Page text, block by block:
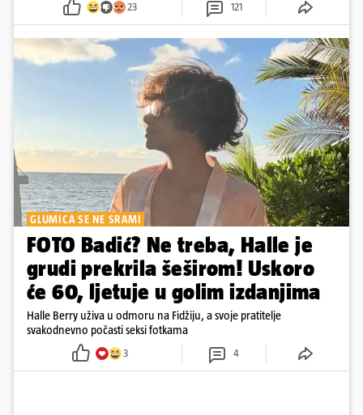
23 121
GLUMICA SE NE SRAMI
FOTO Badić? Ne treba, Halle je
grudi prekrila šeširom! Uskoro
će 60, ljetuje u golim izdanjima
Halle Berry uživa u odmoru na Fidžiju, a svoje pratitelje
svakodnevno počasti seksi fotkama
3 4